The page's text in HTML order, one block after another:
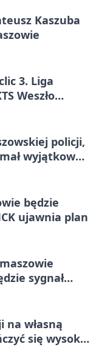
Kaszuba
3. Liga
Weszło
policji,
wyjątkowy
będzie
ujawnia plan
sygnał
własną
się wysoką